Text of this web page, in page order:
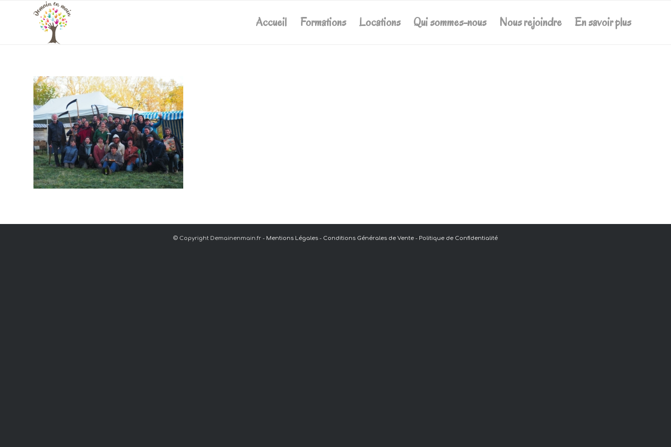
Accueil Formations Locations Qui sommes-nous Nous rejoindre En savoir plus
© Copyright Demainenmain.fr - Mentions Légales - Conditions Générales de Vente - Politique de Confidentialité